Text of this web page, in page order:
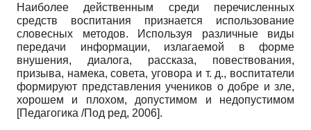
Наиболее действенным среди перечисленных
средств воспитания признается использование
словесных методов. Используя различные виды
передачи информации, излагаемой в форме
внушения, диалога, рассказа, повествования,
призыва, намека, совета, уговора и т. д., воспитатели
формируют представления учеников о добре и зле,
хорошем и плохом, допустимом и недопустимом
[Педагогика /Под ред, 2006].